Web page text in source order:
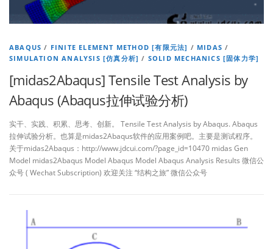
ABAQUS / FINITE ELEMENT METHOD [有限元法] / MIDAS /
SIMULATION ANALYSIS [仿真分析] / SOLID MECHANICS [固体力学]
[midas2Abaqus] Tensile Test Analysis by
Abaqus (Abaqus拉伸试验分析)
实干、实践、积累、思考、创新。 Tensile Test Analysis by Abaqus. Abaqus
拉伸试验分析。也算是midas2Abaqus软件的应用案例吧。主要是测试程序。
关于midas2Abaqus：http://www.jdcui.com/?page_id=10470 midas Gen
Model midas2Abaqus Model Abaqus Model Abaqus Analysis Results 微信公
众号 ( Wechat Subscription) 欢迎关注 “结构之旅” 微信公众号